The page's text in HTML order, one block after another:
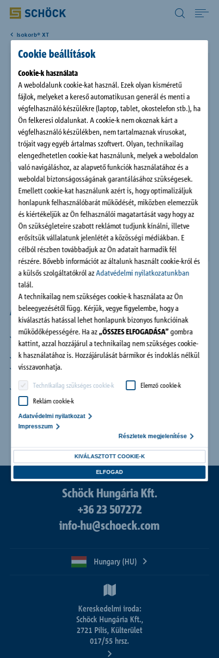
Cookie beállítások
Cookie-k használata
A weboldalunk cookie-kat használ. Ezek olyan kisméretű
fájlok, melyeket a kereső automatikusan generál és menti a
végfelhasználó készülékre (laptop, tablet, okostelefon stb.), ha
Ön felkeresi oldalunkat. A cookie-k nem okoznak kárt a
végfelhasználó készülékben, nem tartalmaznak vírusokat,
trójait vagy egyéb ártalmas szoftvert. Olyan, technikailag
elengedhetetlen cookie-kat használunk, melyek a weboldalon
való navigáláshoz, az alapvető funkciók használatához és a
weboldal biztonságosságának garantálásához szükségesek.
Emellett cookie-kat használunk azért is, hogy optimalizáljuk
honlapunk felhasználóbarát működését, miközben elemezzük
és kiértékeljük az Ön felhasználói magatartását vagy hogy az
Ön szükségleteire szabott reklámot tudjunk kínálni, illetve
erősítsük vállalatunk jelenlétét a közösségi médiákban. E
célból részben továbbadjuk az Ön adatait harmadik fél
részére. Bővebb információt az általunk használt cookie-król és
a külsős szolgáltatókról azAdatvédelmi nyilatkozatunkban
talál.
A technikailag nem szükséges cookie-k használata az Ön
beleegyezésétől függ. Kérjük, vegye figyelembe, hogy a
kiválasztás hatással lehet honlapunk bizonyos funkcióinak
működőképességére. Ha az„ÖSSZES ELFOGADÁSA”gombra
kattint, azzal hozzájárul a technikailag nem szükséges cookie-
k használatához is. Hozzájárulását bármikor és indoklás nélkül
visszavonhatja.
Technikailag szükséges cookie-k
Elemző cookie-k
Reklám cookie-k
Adatvédelmi nyilatkozat
Impresszum
Részletek megjelenítése
KIVÁLASZTOTT COOKIE-K
ELFOGAD
Home
Termékek
Letöltések
Digitális megoldások
Vállalat
Kapcsolat
Hungary (HU) Magyar
Isokorb® XT
Schöck Isokorb® XT Z típus
120 mm vastag hőszigeteléssel rendelkező hőszigetelő elem,
szigetelő közdarabként, különböző beépítési helyzetekhez és
tűzvédelmi követelményekhez. Az elem nem vesz fel erőket.
Az elem előnyei
Maximális hőszigetelés a 120 mm széles szigetelő testnek
köszönhetően
Komplett rendszer
160-250 mm sztenderd elemmagasság, további egyedi
Tűzálló kivitelben is kapható
Schöck Hungária Kft.
+36 23 507272
info-hu@schoeck.com
Hungary (HU)
Kereskedelmi iroda:
Schöck Hungária Kft.,
2721 Pilis, Külterület
017/55 hrsz.